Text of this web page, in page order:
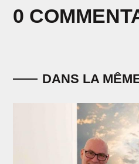
0
DANS LA